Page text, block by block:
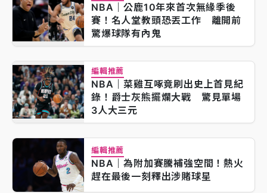
NBA｜公鹿10年來首次無緣季後
賽！名人堂教頭恐丟工作 離開前
驚爆球隊有內鬼
編輯推薦
NBA｜菜雞互啄竟刷出史上首見紀
錄！爵士灰熊擺爛大戰 驚見單場
3人大三元
編輯推薦
NBA｜為附加賽騰補強空間！熱火
趕在最後一刻釋出涉賭球星